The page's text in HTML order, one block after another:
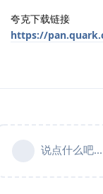
夸克下载链接
https://
说点什么吧...